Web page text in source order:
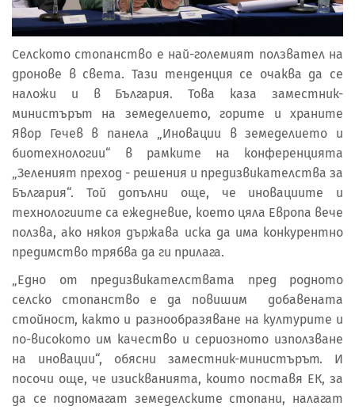
Селското стопанство е най-големият ползвател на
дронове в света. Тази тенденция се очаква да се
наложи и в България. Това каза заместник-
министърът на земеделието, горите и храните
Явор Гечев в панела „Иновации в земеделието и
биотехнологии“ в рамките на конференцията
„Зеленият преход - решения и предизвикателства за
България“. Той допълни още, че иновациите и
технологиите са ежедневие, което цяла Европа вече
ползва, ако някоя държава иска да има конкурентно
предимство трябва да ги прилага.
„Едно от предизвикателствата пред родното
селско стопанство е да повишим добавената
стойност, както и разнообразяване на културите и
по-високото им качество и сериозното използване
на иновации“, обясни заместник-министърът. И
посочи още, че изискванията, които поставя ЕК, за
да се подпомагат земеделските стопани, налагат